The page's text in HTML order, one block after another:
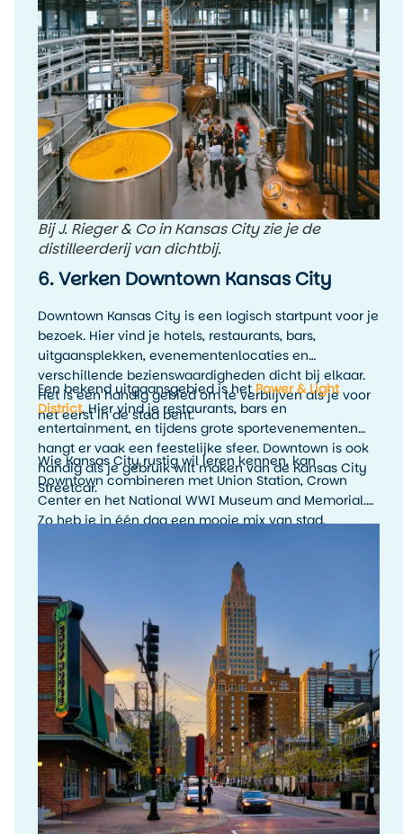
Bij J. Rieger & Co in Kansas City zie je de
distilleerderij van dichtbij.
6. Verken Downtown Kansas City
Downtown Kansas City is een logisch startpunt voor je
bezoek. Hier vind je hotels, restaurants, bars,
uitgaansplekken, evenementenlocaties en
verschillende bezienswaardigheden dicht bij elkaar.
Het is een handig gebied om te verblijven als je voor
het eerst in de stad bent.
Een bekend uitgaansgebied is hetPower & Light
District. Hier vind je restaurants, bars en
entertainment, en tijdens grote sportevenementen
hangt er vaak een feestelijke sfeer. Downtown is ook
handig als je gebruik wilt maken van de Kansas City
Streetcar.
Wie Kansas City rustig wil leren kennen, kan
Downtown combineren met Union Station, Crown
Center en het National WWI Museum and Memorial.
Zo heb je in één dag een mooie mix van stad,